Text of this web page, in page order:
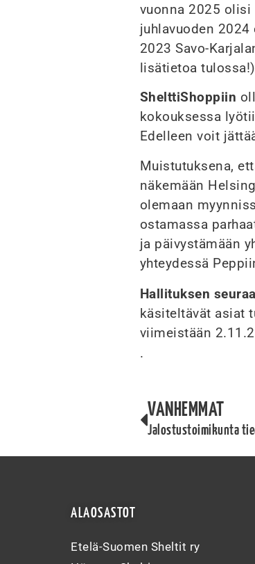
vuonna 2025 olisi
juhlavuoden
2023 Savo-
lisätietoa
ShelttiShoppiin
kokouksessa
Edelleen voit
Muistutuksena,
näkemään
olemaan
ostamassa
ja päivystämään
yhteydessä
Hallituksen
käsiteltävät asiat
viimeistään
.
VANHEMMAT
Jalostustoimikunta
ALAOSASTOT
Etelä-Suomen Sheltit ry